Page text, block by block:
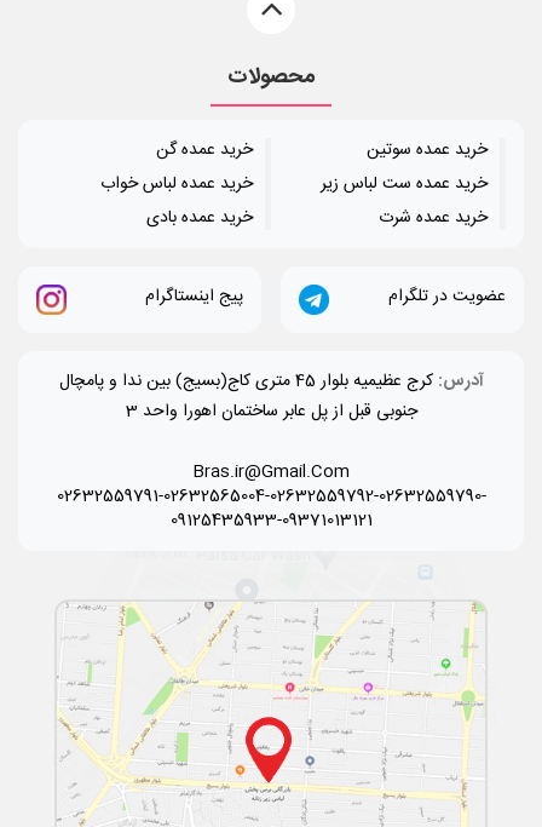
محصولات
خرید عمده سوتین
خرید عمده ست لباس زیر
خرید عمده شرت
خرید عمده گن
خرید عمده لباس خواب
خرید عمده بادی
عضویت در تلگرام پیج اینستاگرام
آدرس:
کرج عظیمیه بلوار 45 متری کاج(بسیج) بین ندا و پامچال
جنوبی قبل از پل عابر ساختمان اهورا واحد 3
Bras.ir@Gmail.Com
02632559791-02632565004-02632559792-02632559790-
09125435933-09371013121